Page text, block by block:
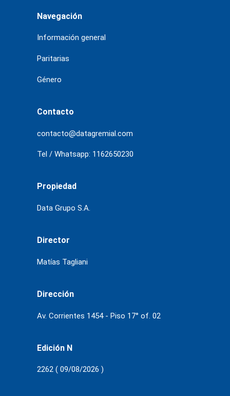
Navegación
Información general
Paritarias
Género
Contacto
contacto@datagremial.com
Tel / Whatsapp: 1162650230
Propiedad
Data Grupo S.A.
Director
Matías Tagliani
Dirección
Av. Corrientes 1454 - Piso 17° of. 02
Edición N
2262 ( 09/08/2026 )